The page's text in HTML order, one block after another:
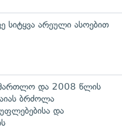
სიტყვა არეული ასოებით
და 2008 წლის
ბრძოლა
და